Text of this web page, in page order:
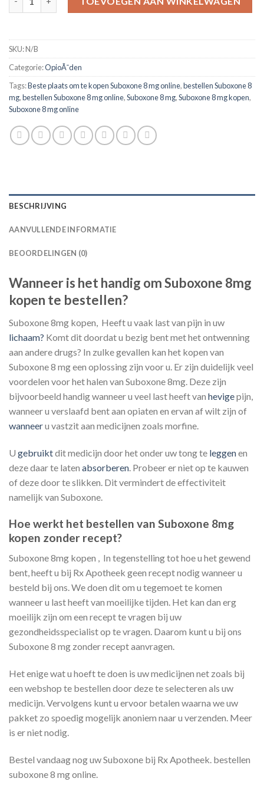
SKU:N/B
Categorie:OpioÃ¯den
Tags:Beste plaats om te kopen Suboxone 8 mg online,bestellen Suboxone 8
mg,bestellen Suboxone 8 mg online,Suboxone 8 mg,Suboxone 8 mg kopen,
Suboxone 8 mg online
BESCHRIJVING
AANVULLENDE INFORMATIE
BEOORDELINGEN (0)
Wanneer is het handig om Suboxone 8mg
kopen te bestellen?
Suboxone 8mg kopen, Heeft u vaak last van pijn in uw
lichaam? Komt dit doordat u bezig bent met het ontwenning
aan andere drugs? In zulke gevallen kan het kopen van
Suboxone 8 mg een oplossing zijn voor u. Er zijn duidelijk veel
voordelen voor het halen van Suboxone 8mg. Deze zijn
bijvoorbeeld handig wanneer u veel last heeft van hevigepijn,
wanneer u verslaafd bent aan opiaten en ervan af wilt zijn of
wanneeru vastzit aan medicijnen zoals morfine.
U gebruiktdit medicijn door het onder uw tong te leggenen
deze daar te laten absorberen . Probeer er niet op te kauwen
of deze door te slikken. Dit vermindert de effectiviteit
namelijk van Suboxone.
Hoe werkt het bestellen van Suboxone 8mg
kopen zonder recept?
Suboxone 8mg kopen , In tegenstelling tot hoe u het gewend
bent, heeft u bij Rx Apotheek geen recept nodig wanneer u
besteld bij ons. We doen dit om u tegemoet te komen
wanneer u last heeft van moeilijke tijden. Het kan dan erg
moeilijk zijn om een recept te vragen bij uw
gezondheidsspecialist op te vragen. Daarom kunt u bij ons
Suboxone 8 mg zonder recept aanvragen.
Het enige wat u hoeft te doen is uw medicijnen net zoals bij
een webshop te bestellen door deze te selecteren als uw
medicijn. Vervolgens kunt u ervoor betalen waarna we uw
pakket zo spoedig mogelijk anoniem naar u verzenden. Meer
is er niet nodig.
Bestel vandaag nog uw Suboxone bij Rx Apotheek. bestellen
suboxone 8 mg online.